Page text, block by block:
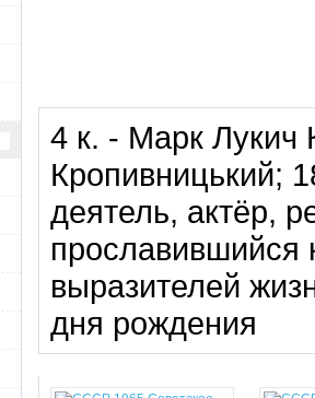
4 к. - Марк Лукич
Кропивницький;
деятель, актёр,
прославившийся
выразителей
дня рождения